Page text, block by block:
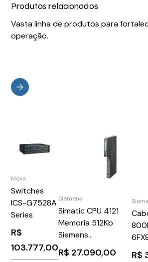
Produtos relacionados
Vasta linha de produtos para
operação.
Moxa
Switches
ICS-G7528A
Series
R$
103.777,00
Siemens
Simatic CPU 4121
Memoria 512Kb
Siemens
6ES74121XJ070AB0
R$ 27.090,00 R$